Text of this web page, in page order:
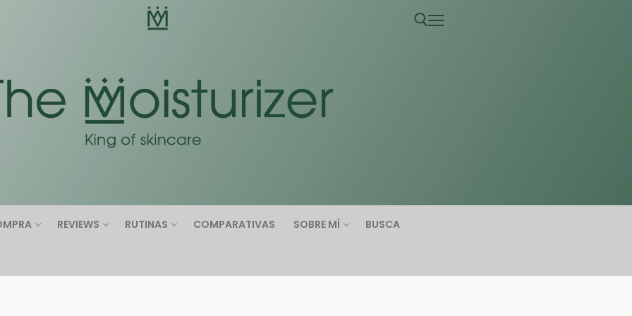
Buscar:
REVIEWS RUTINAS COMPARATIVAS SOBRE MÍ BUSCA